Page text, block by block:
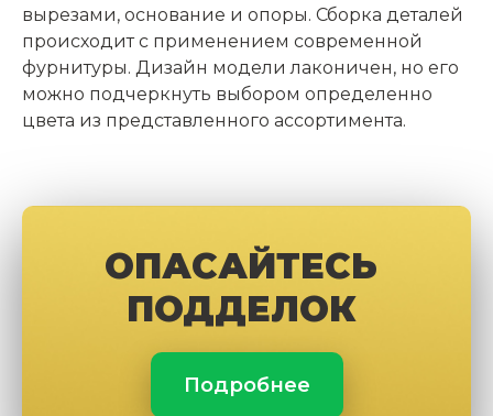
вырезами, основание и опоры. Сборка деталей
происходит с применением современной
фурнитуры. Дизайн модели лаконичен, но его
можно подчеркнуть выбором определенно
цвета из представленного ассортимента.
ОПАСАЙТЕСЬ
ПОДДЕЛОК
Подробнее